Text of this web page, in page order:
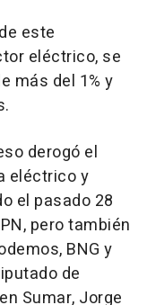
este
eléctrico, se
más del 1% y
derogó el
eléctrico y
el pasado 28
pero también
BNG y
de
Sumar, Jorge